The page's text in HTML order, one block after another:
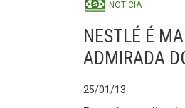
NOTÍCIA
NESTLÉ É
ADMIRADA
25/01/13